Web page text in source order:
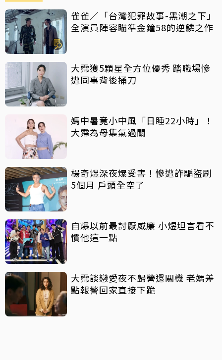
雀雀／「台灣犯罪故事-黑潮之下」
全演員陣容瞄準金鐘58的逆鱗之作
大霈獲5顆星全方位優秀 踏職場慘
遭同事背後捅刀
媽中暑竟小中風「日睡22小時」！
大霈為母集氣過關
楊奇煜深夜爆受害！慘遭詐騙盜刷
5個月 戶頭全空了
自爆以前最討厭威廉 小煜坦言看不
慣他這一點
大霈談戀愛夜不歸營還關機 老媽差
點報警回家直接下跪